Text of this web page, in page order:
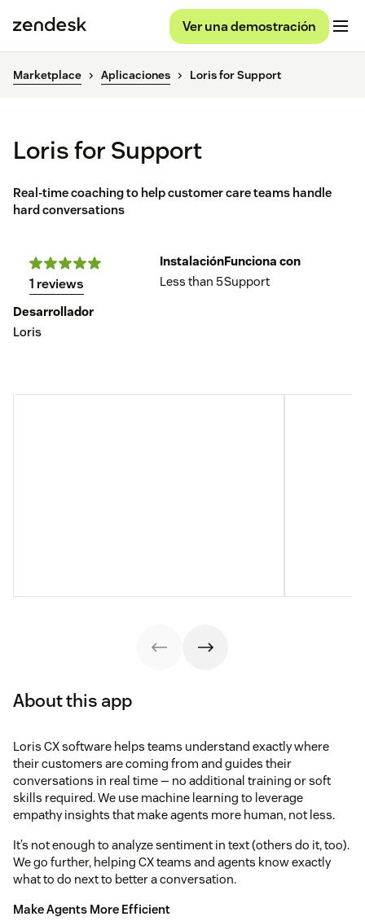
Ver una demostración
Marketplace Aplicaciones Loris for Support
Loris for Support
Real-time coaching to help customer care teams handle
hard conversations
1 reviews
Instalación
Less than 5
Funciona con
Support
Desarrollador
Loris
About this app
Loris CX software helps teams understand exactly where
their customers are coming from and guides their
conversations in real time — no additional training or soft
skills required. We use machine learning to leverage
empathy insights that make agents more human, not less.
It’s not enough to analyze sentiment in text (others do it, too).
We go further, helping CX teams and agents know exactly
what to do next to better a conversation.
Make Agents More Efficient